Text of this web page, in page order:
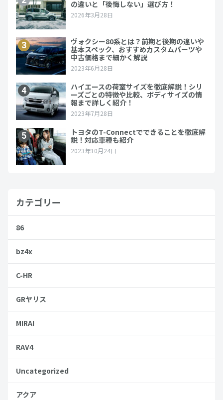
カテゴリー
86
bz4x
C-HR
GRヤリス
MIRAI
RAV4
Uncategorized
アクア